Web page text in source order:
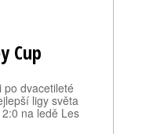
Cup
po dvacetileté
ligy světa
na ledě Les